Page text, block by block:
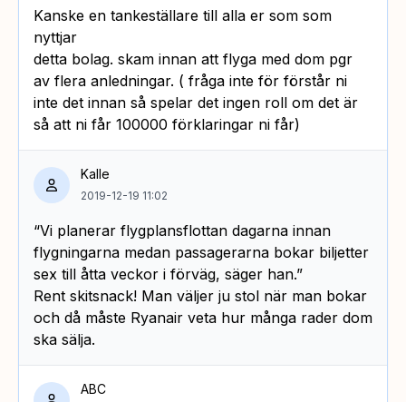
Kanske en tankeställare till alla er som som
nyttjar
detta bolag. skam innan att flyga med dom pgr
av flera anledningar. ( fråga inte för förstår ni
inte det innan så spelar det ingen roll om det är
så att ni får 100000 förklaringar ni får)
Kalle
2019-12-19 11:02
“Vi planerar flygplansflottan dagarna innan
flygningarna medan passagerarna bokar biljetter
sex till åtta veckor i förväg, säger han.”
Rent skitsnack! Man väljer ju stol när man bokar
och då måste Ryanair veta hur många rader dom
ska sälja.
ABC